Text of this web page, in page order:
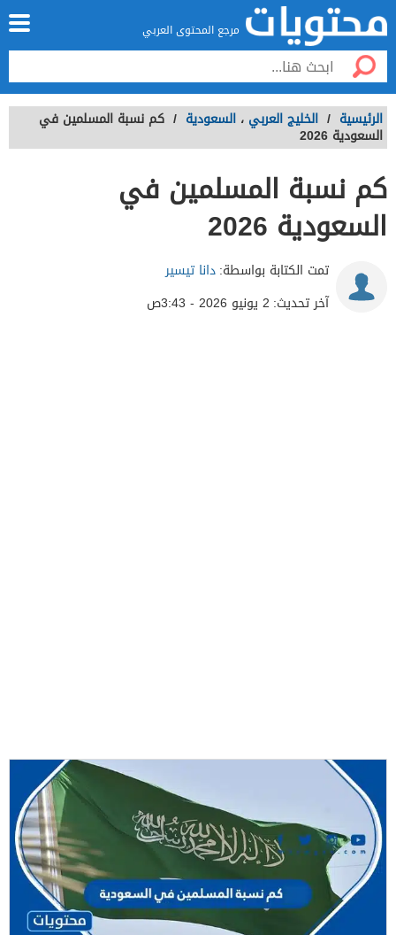
مرجع المحتوى العربي
الرئيسية / الخليج العربي ، السعودية / كم نسبة المسلمين في
السعودية 2026
كم نسبة المسلمين في
السعودية 2026
تمت الكتابة بواسطة:دانا تيسير
آخر تحديث: 2 يونيو 2026 - 3:43ص